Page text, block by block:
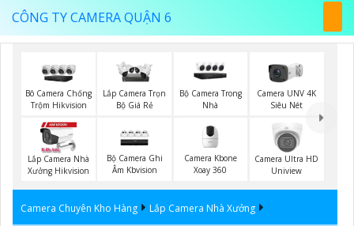
CÔNG TY CAMERA QUẬN 6
Bô Camera Chống
Trộm Hikvision
Lắp Camera Trọn
Bộ Giá Rẻ
Bộ Camera Trong
Nhà
Camera UNV 4K
Siêu Nét
Lắp Camera Nhà
Xưởng Hikvision
Bộ Camera Ghi
Âm Kbvision
Camera Kbone
Xoay 360
Camera Ultra HD
Uniview
Camera Chuyên Kho Hàng Lắp Camera Nhà Xưởng